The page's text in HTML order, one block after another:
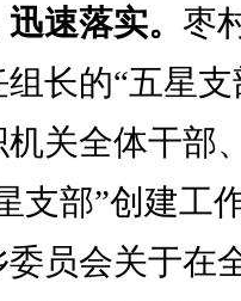
速落实。 枣
长的“五星
关全体干部
支部”创建工
员会关于在